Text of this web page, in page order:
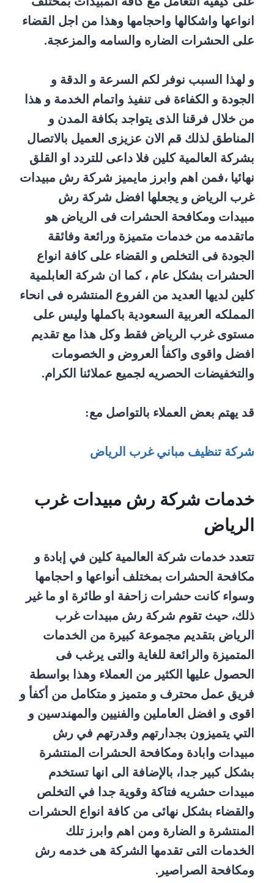
انواعها واشكالها واحجامها وهذا من اجل القضاء
على الحشرات الضاره والسامه والمزعجة.
و لهذا السبب نوفر لكم السرعة و الدقة و
الجودة و الكفاءة فى تنفيذ واتمام الخدمة و هذا
من خلال فرقنا الذى يتواجد بكافة المدن و
المناطق لذلك قم الان عزيزى العميل بالاتصال
بشركة العالمية كلين فلا داعى للتردد او القلق
نهائيا ،فمن اهم وابرز مايميز شركة رش مبيدات
غرب الرياض و يجعلها افضل شركة رش
مبيدات ومكافحة الحشرات فى الرياض هو
ماتقدمه من خدمات متميزة ورائعة وفائقة
الجودة فى التخلص و القضاء على كافة انواع
الحشرات بشكل عام ، كما ان شركة العابلمية
كلين لديها العديد من الفروع المنتشره فى انحاء
المملكه العربية السعودية باكملها وليس على
مستوى غرب الرياض فقط وكل هذا مع تقديم
افضل واقوى واكفأ العروض و الخصومات
والتخفيضات الحصريه لجميع عملائنا الكرام.
قد يهتم بعض العملاء بالتواصل مع:
شركة تنظيف مباني غرب الرياض
خدمات شركة رش مبيدات غرب
الرياض
تتعدد خدمات شركة العالمية كلين في إبادة و
مكافحة الحشرات بمختلف أنواعها و احجامها
وسواء كانت حشرات زاحفة او طائرة او ما غير
ذلك، حيث تقوم شركة رش مبيدات غرب
الرياض بتقديم مجموعة كبيرة من الخدمات
المتميزة والرائعة للغاية والتى يرغب فى
الحصول عليها الكثير من العملاء وهذا بواسطة
فريق عمل محترف و متميز و متكامل من أكفأ و
اقوى و افضل العاملين والفنيين والمهندسين و
التي يتميزون بجدارتهم وقدرتهم في رش
مبيدات وابادة ومكافحة الحشرات المنتشرة
بشكل كبير جدا، بالإضافة الى انها تستخدم
مبيدات حشريه فتاكة وقوية جدا في التخلص
والقضاء بشكل نهائى من كافة انواع الحشرات
المنتشرة و الضارة ومن اهم وابرز تلك
الخدمات التى تقدمها الشركة هى خدمه رش
ومكافحة الصراصير.